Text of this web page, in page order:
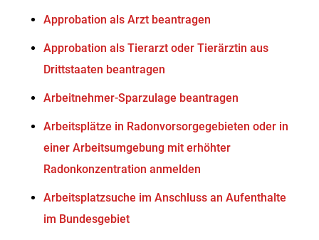
Approbation als Arzt beantragen
Approbation als Tierarzt oder Tierärztin aus
Drittstaaten beantragen
Arbeitnehmer-Sparzulage beantragen
Arbeitsplätze in Radonvorsorgegebieten oder in
einer Arbeitsumgebung mit erhöhter
Radonkonzentration anmelden
Arbeitsplatzsuche im Anschluss an Aufenthalte
im Bundesgebiet